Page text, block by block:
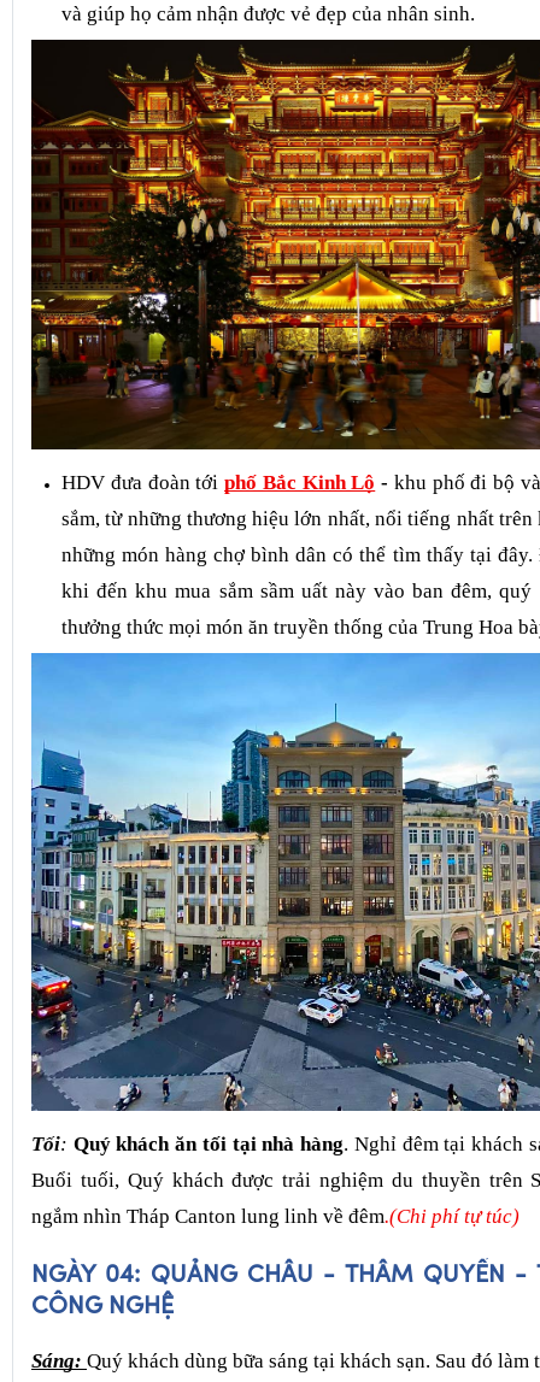
đỡ cho hơn 500 bệnh nhân ung thư lấy lại được niềm
và giúp họ cảm nhận được vẻ đẹp của nhân sinh.
HDV đưa đoàn tớiphố Bắc Kinh Lộ -khu phố đi bộ
sắm, từ những thương hiệu lớn nhất, nổi tiếng nhất
những món hàng chợ bình dân có thể tìm thấy tại
khi đến khu mua sắm sầm uất này vào ban đêm,
Tối: Quý khách ăn tối tại nhà hàng. Nghỉ đêm tại khách
Buổi tuối, Quý khách được trải nghiệm du thuyền trên
ngắm nhìn Tháp Canton lung linh về đêm.(Chi phí tự túc)
NGÀY 04: QUẢNG CHÂU - THÂM QUYẾN -
CÔNG NGHỆ